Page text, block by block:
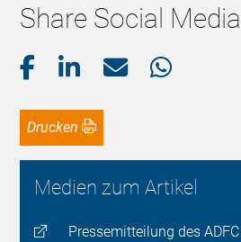
Share Social Media
Drucken
Medien zum Artikel
Pressemitteilung des